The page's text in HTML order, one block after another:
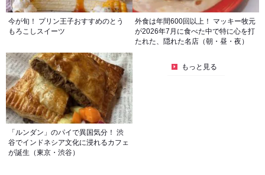
今が旬！ プリン王子おすすめのとう
もろこしスイーツ
外食は年間600回以上！ マッキー牧元
が2026年7月に食べた中で特に心を打
たれた、隠れた名店（朝・昼・夜）
「ルンダン」のパイで異国気分！ 渋
谷でインドネシア文化に浸れるカフェ
が誕生（東京・渋谷）
もっと見る